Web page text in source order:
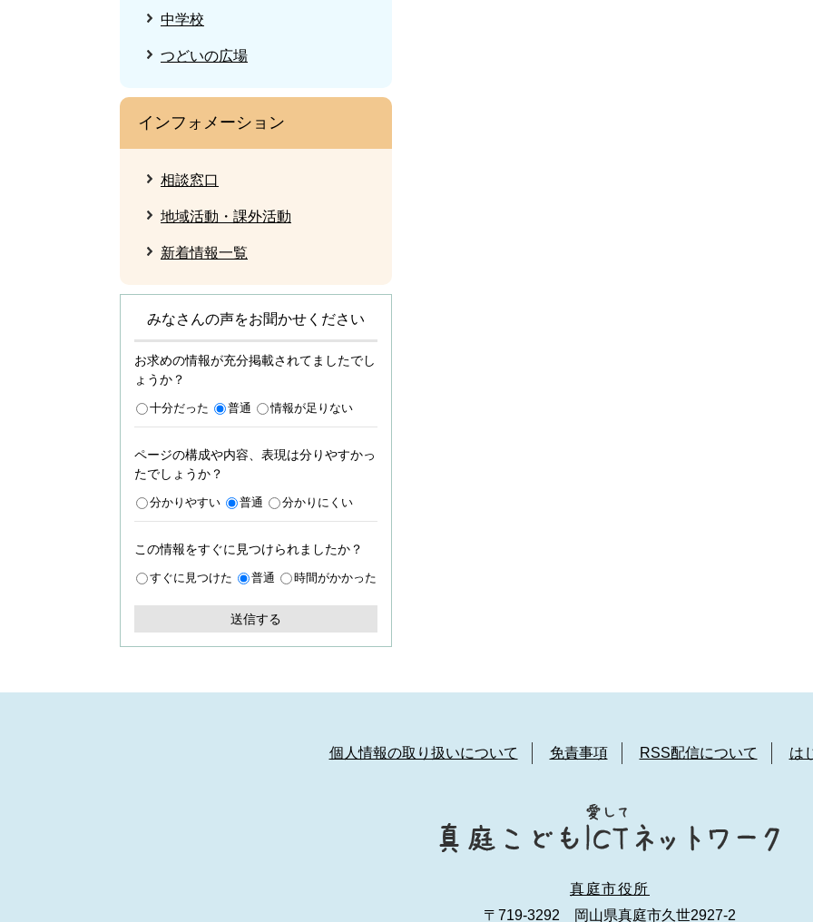
中学校
つどいの広場
インフォメーション
相談窓口
地域活動・課外活動
新着情報一覧
みなさんの声をお聞かせください
お求めの情報が充分掲載されてましたでし
ょうか？
十分だった 普通 情報が足りない
ページの構成や内容、表現は分りやすかっ
たでしょうか？
分かりやすい 普通 分かりにくい
この情報をすぐに見つけられましたか？
すぐに見つけた 普通 時間がかかった
個人情報の取り扱いについて 免責事項 RSS配信について は
真庭市役所
〒719-3292 岡山県真庭市久世2927-2